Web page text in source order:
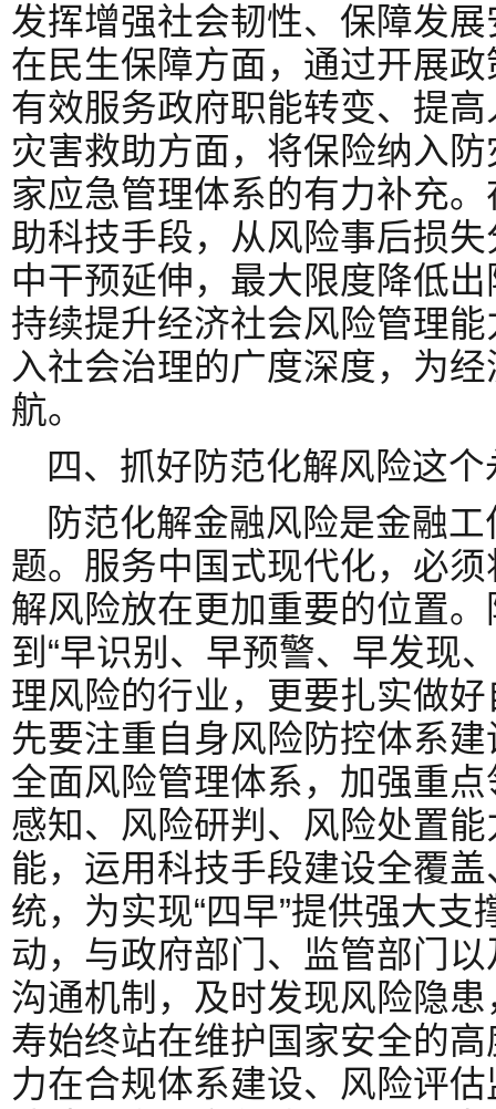
发挥增强社会韧性、保障发
在民生保障方面，通过开展
有效服务政府职能转变、提
灾害救助方面，将保险纳入
家应急管理体系的有力补充
助科技手段，从风险事后损
中干预延伸，最大限度降低
持续提升经济社会风险管理
入社会治理的广度深度，为
航。
四、抓好防范化解风险这
防范化解金融风险是金融
题。服务中国式现代化，必
解风险放在更加重要的位置
到“早识别、早预警、早发现
理风险的行业，更要扎实做
先要注重自身风险防控体系
全面风险管理体系，加强重
感知、风险研判、风险处置
能，运用科技手段建设全覆
统，为实现“四早”提供强大
动，与政府部门、监管部门
沟通机制，及时发现风险隐
寿始终站在维护国家安全的
力在合规体系建设、风险评